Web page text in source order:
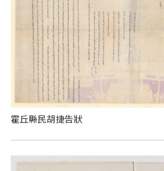
霍丘縣民胡捷告狀